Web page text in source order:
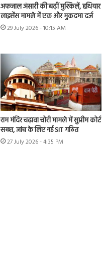
अफजाल अंसारी की बढ़ीं मुश्किलें, हथियार
लाइसेंस मामले में एक और मुकदमा दर्ज
29 July 2026 - 10:15 AM
राम मंदिर चढ़ावा चोरी मामले में सुप्रीम कोर्ट
सख्त, जांच के लिए नई SIT गठित
27 July 2026 - 4:35 PM